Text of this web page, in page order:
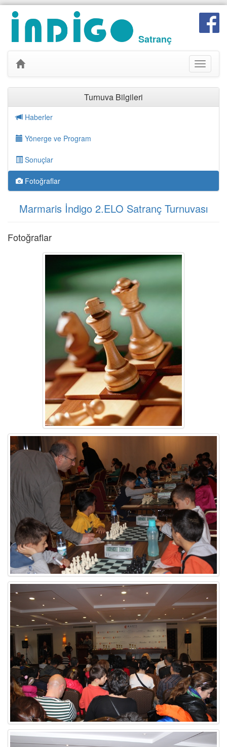
Satranç
Toggle
Turnuva Bilgileri
Haberler
Yönerge ve Program
Sonuçlar
Fotoğraflar
Marmaris İndigo 2.ELO Satranç Turnuvası
Fotoğraflar